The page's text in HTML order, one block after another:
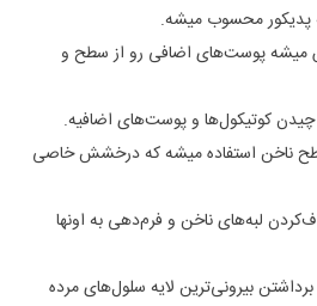
پدیکور محسوب میشه.
میشه پوست‌های اضافی رو از سطح و
کوتیکول‌ها و پوست‌های اضافیه.
ناخن استفاده میشه که درخشش خاصی
لبه‌های ناخن و فرم‌دهی به اونها
بیرونی‌ترین لایه سلول‌های مرده